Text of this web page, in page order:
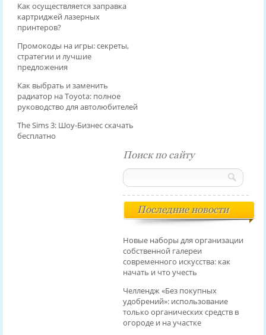
Как осуществляется заправка
картриджей лазерных
принтеров?
Промокоды на игры: секреты,
стратегии и лучшие
предложения
Как выбрать и заменить
радиатор на Toyota: полное
руководство для автолюбителей
The Sims 3: Шоу-Бизнес скачать
бесплатно
Поиск по сайту
Последние новости
Новые наборы для организации
собственной галереи
современного искусства: как
начать и что учесть
Челлендж «Без покупных
удобрений»: использование
только органических средств в
огороде и на участке